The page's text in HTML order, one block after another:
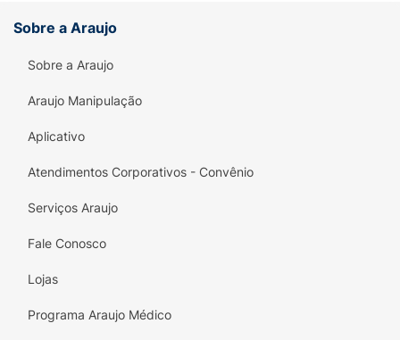
Sobre a Araujo
Sobre a Araujo
Araujo Manipulação
Aplicativo
Atendimentos Corporativos - Convênio
Serviços Araujo
Fale Conosco
Lojas
Programa Araujo Médico